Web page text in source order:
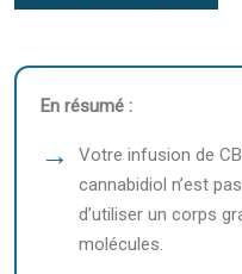
En résumé :
Votre infusion de
cannabidiol n’est
d’utiliser un corps
molécules.